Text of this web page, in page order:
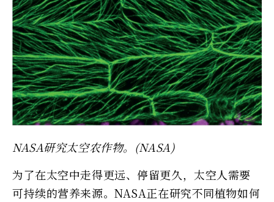
NASA研究太空农作物。(NASA)
为了在太空中走得更远、停留更久，太空人需要
可持续的营养来源。NASA正在研究不同植物如何